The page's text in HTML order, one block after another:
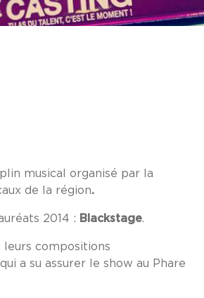
musical organisé par la
de la région.
2014 : Blackstage.
leurs compositions
qui a su assurer le show au Phare